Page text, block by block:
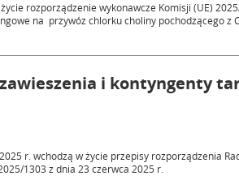
rozporządzenie wykonawcze Komisji (UE)
na przywóz chlorku choliny pochodzącego z
i kontyngenty
r. wchodzą w życie przepisy rozporządzenia
1303 z dnia 23 czerwca 2025 r.